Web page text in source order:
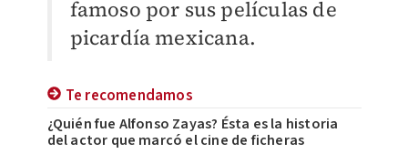
famoso por sus películas de
picardía mexicana.
Te recomendamos
¿Quién fue Alfonso Zayas? Ésta es la historia
del actor que marcó el cine de ficheras